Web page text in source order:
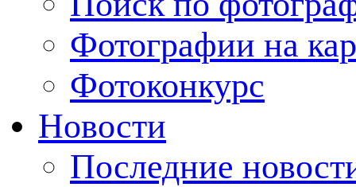
Фотографии на
Фотоконкурс
Новости
Последние